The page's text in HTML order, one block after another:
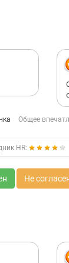
Общее
HR:
Не